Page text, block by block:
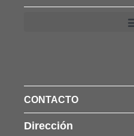
CONTACTO
Dirección